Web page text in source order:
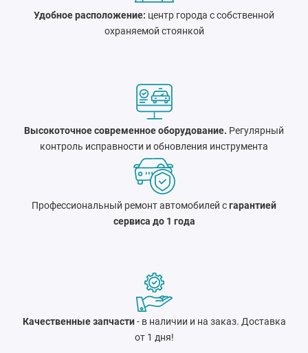
Удобное расположение: центр города c собственной
охраняемой стоянкой
Высокоточное современное оборудование. Регулярный
контроль исправности и обновления инструмента
Профессиональный ремонт автомобилей сгарантией
сервиса до 1 года
Качественные запчасти- в наличии и на заказ. Доставка
от 1 дня!